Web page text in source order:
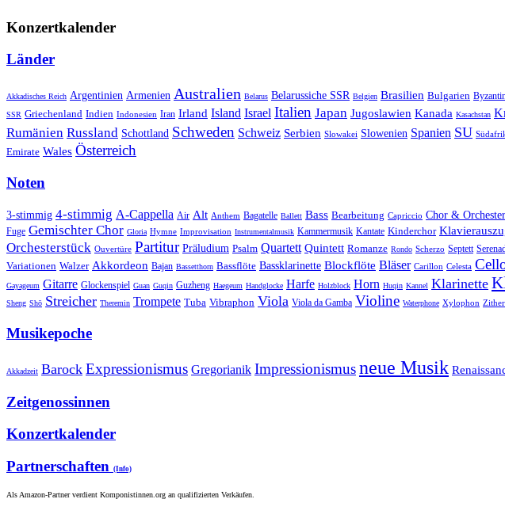
Konzertkalender
Länder
Akkadisches Reich Argentinien Armenien Australien Belarus Belarussiche SSR Belgien Brasilien Bulgarien
SSR Griechenland Indien Indonesien Iran Irland Island Israel Italien Japan Jugoslawien Kanada Kasachstan
Rumänien Russland Schottland Schweden Schweiz Serbien Slowakei Slowenien Spanien SU
Emirate Wales Österreich
Noten
3-stimmig 4-stimmig A-Cappella Air Alt Anthem Bagatelle Ballett Bass Bearbeitung Capriccio Chor & Orchester
Fuge Gemischter Chor Gloria Hymne Improvisation Instrumentalmusik Kammermusik Kantate Kinderchor
Orchesterstück Ouvertüre Partitur Präludium Psalm Quartett Quintett Romanze Rondo Scherzo Septett
Variationen Walzer Akkordeon Bajan Bassetthorn Bassflöte Bassklarinette Blockflöte Bläser Carillon Celesta
Gayageum Gitarre Glockenspiel Guan Guqin Guzheng Haegeum Handglocke Harfe Holzblock Horn Huqin Kannel Klarinette
Sheng Shō Streicher Theremin Trompete Tuba Vibraphon Viola Viola da Gamba Violine Waterphone Xylophon Zither
Musikepoche
Akkadzeit Barock Expressionismus Gregorianik Impressionismusneue Musik
Zeitgenossinnen
Konzertkalender
Partnerschaften (Info)
Als Amazon-Partner verdient Komponistinnen.org an qualifizierten Verkäufen.